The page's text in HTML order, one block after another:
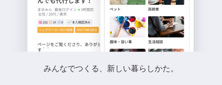
みんなでつくる、新しい暮らしかた。